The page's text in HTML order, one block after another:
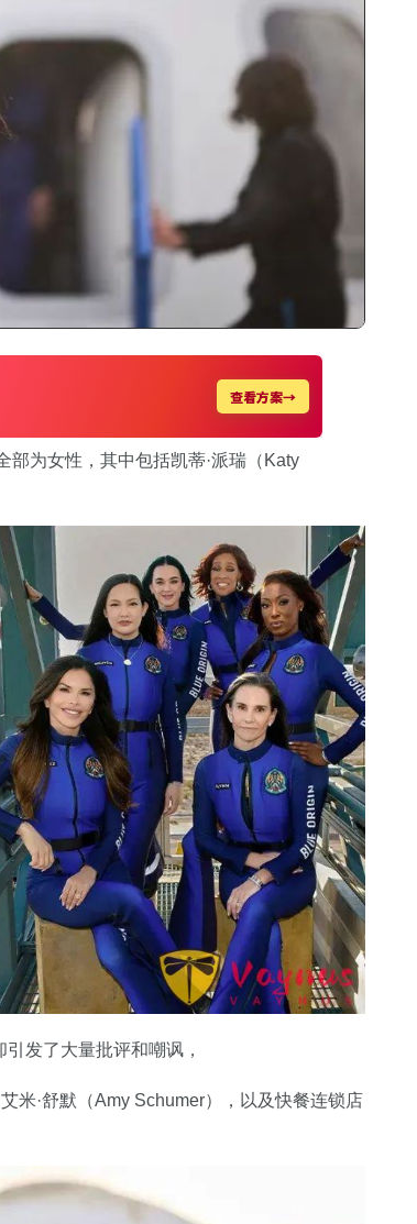
为女性，其中包括凯蒂·派瑞（Katy
发了大量批评和嘲讽，
米·舒默（Amy Schumer），以及快餐连锁店